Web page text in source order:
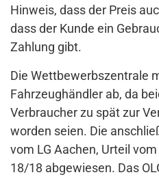
Hinweis, dass der Preis
dass der Kunde ein
Zahlung gibt.
Die Wettbewerbszentrale
Fahrzeughändler ab, da
Verbraucher zu spät zur
worden seien. Die
vom LG Aachen, Urteil
18/18 abgewiesen. Das